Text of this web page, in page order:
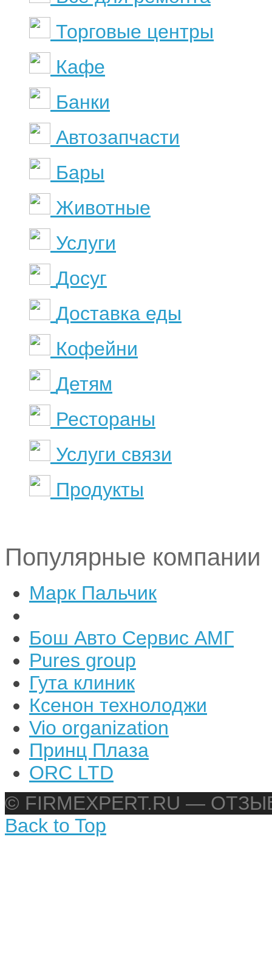
Торговые центры
Кафе
Банки
Автозапчасти
Бары
Животные
Услуги
Досуг
Доставка еды
Кофейни
Детям
Рестораны
Услуги связи
Продукты
Популярные компании
Марк Пальчик
Бош Авто Сервис АМГ
Pures group
Гута клиник
Ксенон технолоджи
Vio organization
Принц Плаза
ORC LTD
© FIRMEXPERT.RU —
Back to Top